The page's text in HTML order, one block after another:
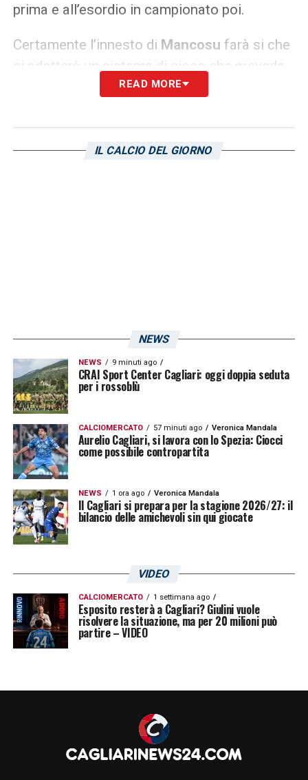
prima e all’esordio in campionato poi.
Certamente l’innesto di Mancosu farà si che
si adotterà un sistema di gioco che preveda
almeno l’inserimento di un trequartista, ruolo
passare subito al4-3-1-2con l’ultimo
arrivato alle spalle del tandemLapadula-
Primavera.
LA PLAYLIST DELLE NOSTRE TOP NEWS
READ MORE
IL CALCIO DEL GIORNO
NEWS
NEWS 9 minuti ago
CRAI Sport Center Cagliari: oggi doppia seduta
per i rossoblù
CALCIOMERCATO 57 minuti ago Veronica Mandala
Aurelio Cagliari, si lavora con lo Spezia: Ciocci
come possibile contropartita
NEWS 1 ora ago Veronica Mandala
Il Cagliari si prepara per la stagione 2026/27: il
bilancio delle amichevoli sin qui giocate
VIDEO
CALCIOMERCATO 1 settimana ago
Esposito resterà a Cagliari? Giulini vuole
risolvere la situazione, ma per 20 milioni può
partire – VIDEO